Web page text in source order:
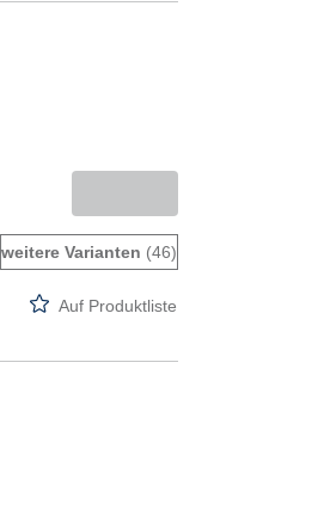
weitere Varianten (46)
Auf Produktliste